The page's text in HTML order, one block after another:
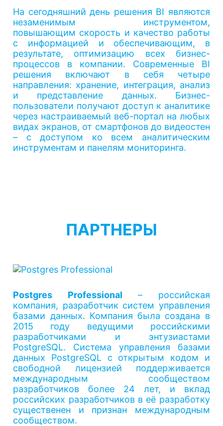
На сегодняшний день решения BI являются
незаменимым инструментом,
повышающим скорость и качество работы
с информацией и обеспечивающим, в
результате, оптимизацию всех бизнес-
процессов в компании. Современные BI
решения включают в себя четыре
направления: хранение, интеграция, анализ
и представление данных. Бизнес-
пользователи получают доступ к аналитике
через настраиваемый веб-портал на любых
видах экранов, от смартфонов до видеостен
– с доступом ко всем аналитическим
инструментам и панелям мониторинга.
ПАРТНЕРЫ
Postgres Professional – российская
компания, разработчик систем управления
базами данных. Компания была создана в
2015 году ведущими российскими
разработчиками и энтузиастами
PostgreSQL. Система управления базами
данных PostgreSQL с открытым кодом и
свободной лицензией поддерживается
международным сообществом
разработчиков более 24 лет, и вклад
российских разработчиков в её разработку
существенен и признан международным
сообществом.